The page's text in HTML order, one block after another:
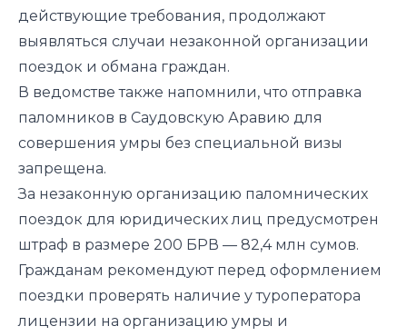
действующие требования, продолжают
выявляться случаи незаконной организации
поездок и обмана граждан.
В ведомстве также напомнили, что отправка
паломников в Саудовскую Аравию для
совершения умры без специальной визы
запрещена.
За незаконную организацию паломнических
поездок для юридических лиц предусмотрен
штраф в размере 200 БРВ — 82,4 млн сумов.
Гражданам рекомендуют перед оформлением
поездки проверять наличие у туроператора
лицензии на организацию умры и